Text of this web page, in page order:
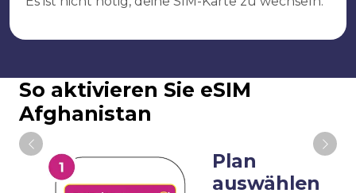
So aktivieren Sie eSIM
Afghanistan
Plan
auswählen